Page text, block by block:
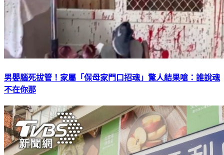
男嬰腦死拔管！家屬「保母家門口招魂」驚人結果嗆：誰說魂
不在你那